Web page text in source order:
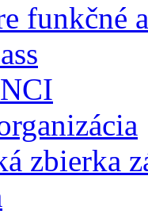
funkčné
zbierka